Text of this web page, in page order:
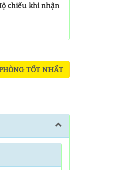
chiếu khi nhận
TỐT NHẤT